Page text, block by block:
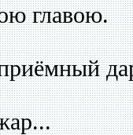
главою.